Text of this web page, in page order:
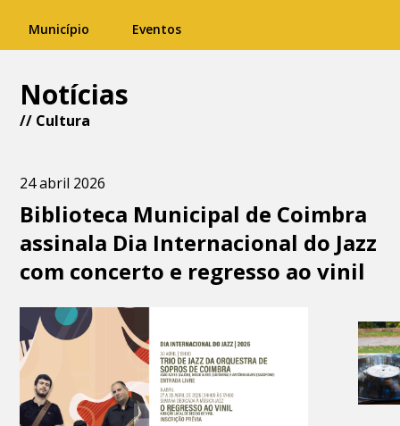
Município Eventos
Notícias
// Cultura
24 abril 2026
Biblioteca Municipal de Coimbra
assinala Dia Internacional do Jazz
com concerto e regresso ao vinil